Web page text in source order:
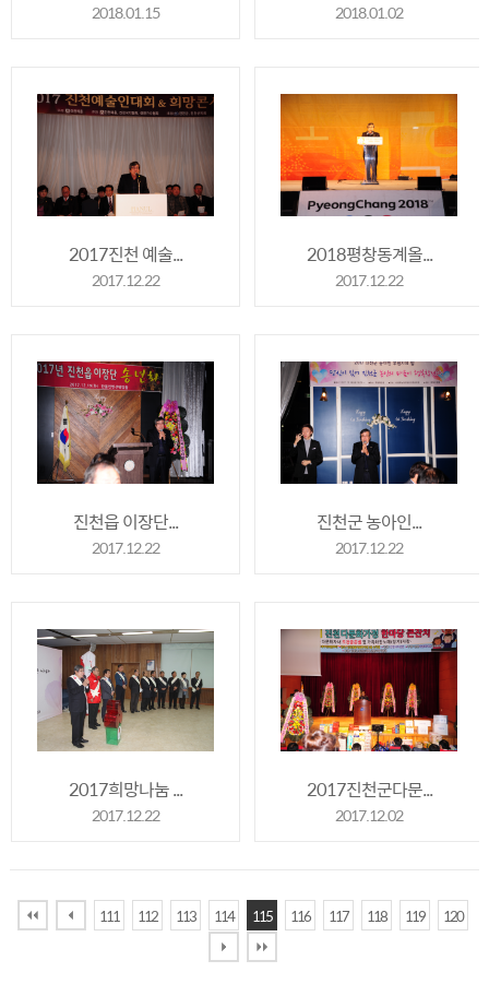
2018.01.15 2018.01.02
2017진천 예술...
2017.12.22
2018평창동계올...
2017.12.22
진천읍 이장단...
2017.12.22
진천군 농아인...
2017.12.22
2017희망나눔 ...
2017.12.22
2017진천군다문...
2017.12.02
111 112 113 114 115 116 117 118 119 120